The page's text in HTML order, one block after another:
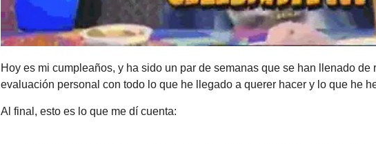
Hoy es mi cumpleaños, y ha sido un par de semanas que se han llenado de
evaluación personal con todo lo que he llegado a querer hacer y lo que he
Al final, esto es lo que me dí cuenta: